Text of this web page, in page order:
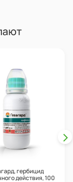
гербицид
действия, 100